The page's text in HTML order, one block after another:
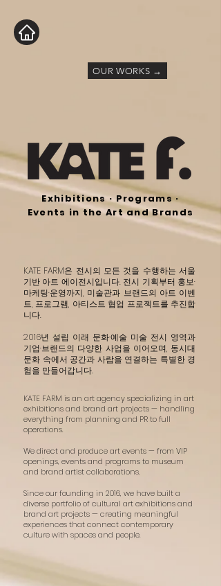
OUR WORKS →
Exhibitions · Programs ·
Events in the Art and Brands
KATE FARM은 전시의 모든 것을 수행하는 서울
기반 아트 에이전시입니다. 전시 기획부터 홍보·
마케팅·운영까지, 미술관과 브랜드의 아트 이벤
트, 프로그램, 아티스트 협업 프로젝트를 추진합
니다.
2016년 설립 이래 문화·예술 미술 전시 영역과
기업·브랜드의 다양한 사업을 이어오며, 동시대
문화 속에서 공간과 사람을 연결하는 특별한 경
험을 만들어갑니다.
KATE FARM is an art agency specializing in art
exhibitions and brand art projects — handling
everything from planning and PR to full
operations.
We direct and produce art events — from VIP
openings, events and programs to museum
and brand artist collaborations.
Since our founding in 2016, we have built a
diverse portfolio of cultural art exhibitions and
brand art projects — creating meaningful
experiences that connect contemporary
culture with spaces and people.